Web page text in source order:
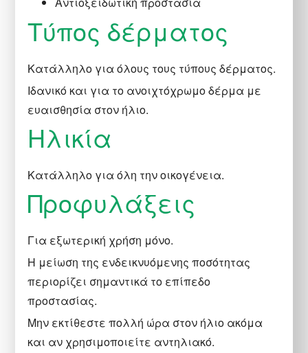
Τύπος δέρματος
Κατάλληλο για όλους τους τύπους δέρματος.
Ιδανικό και για το ανοιχτόχρωμο δέρμα με
ευαισθησία στον ήλιο.
Hλικία
Κατάλληλο για όλη την οικογένεια.
Προφυλάξεις
Για εξωτερική χρήση μόνο.
Η μείωση της ενδεικνυόμενης ποσότητας
περιορίζει σημαντικά το επίπεδο
προστασίας.
Μην εκτίθεστε πολλή ώρα στον ήλιο ακόμα
και αν χρησιμοποιείτε αντηλιακό.